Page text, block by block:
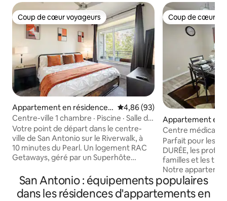
Coup de cœur voyageurs
Coup de cœur voyageurs
Appartement en résidence ⋅
Centre-ville
Évaluation moyenne sur la
4,86 (93)
Centre-ville 1 chambre · Piscine · Salle de
sport · Parking gratuit · Lit King size
Votre point de départ dans le centre-
ville de San Antonio sur le Riverwalk, à
10 minutes du Pearl. Un logement RAC
Getaways, géré par un Superhôte
d'accueil : 5 personnes : lit King Size et
canapé convertible Queen Size.
Animaux acceptés. Cuisine entièrement
Coup de cœur
Coup de cœur
Appartement en
San Antonio
Centre médical, 5
Flags/Sea World,
Parfait pour les
DURÉE, les
familles et les
Notre
d'espace et
accueillir tous
groupe. Il est
San Antonio : équipements populaires
dans les résidences d'appartements en